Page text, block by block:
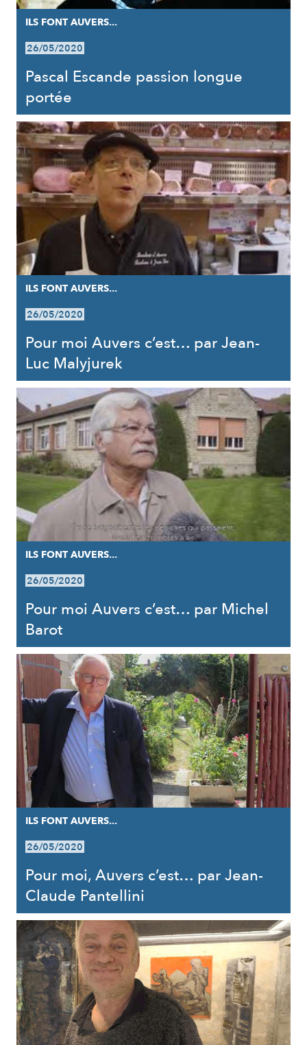
ILS FONT AUVERS...
26/05/2020
Pascal Escande passion longue
portée
ILS FONT AUVERS...
26/05/2020
Pour moi Auvers c’est… par Jean-
Luc Malyjurek
ILS FONT AUVERS...
26/05/2020
Pour moi Auvers c’est… par Michel
Barot
ILS FONT AUVERS...
26/05/2020
Pour moi, Auvers c’est… par Jean-
Claude Pantellini